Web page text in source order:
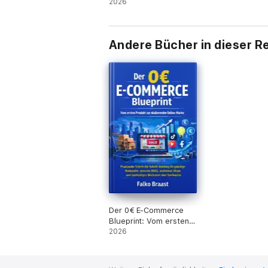
Achtung: Der Autor verwendet zum
2026
Andere Bücher in dieser
Der 0€ E-Commerce
Blueprint: Vom ersten
Produkt zur
2026